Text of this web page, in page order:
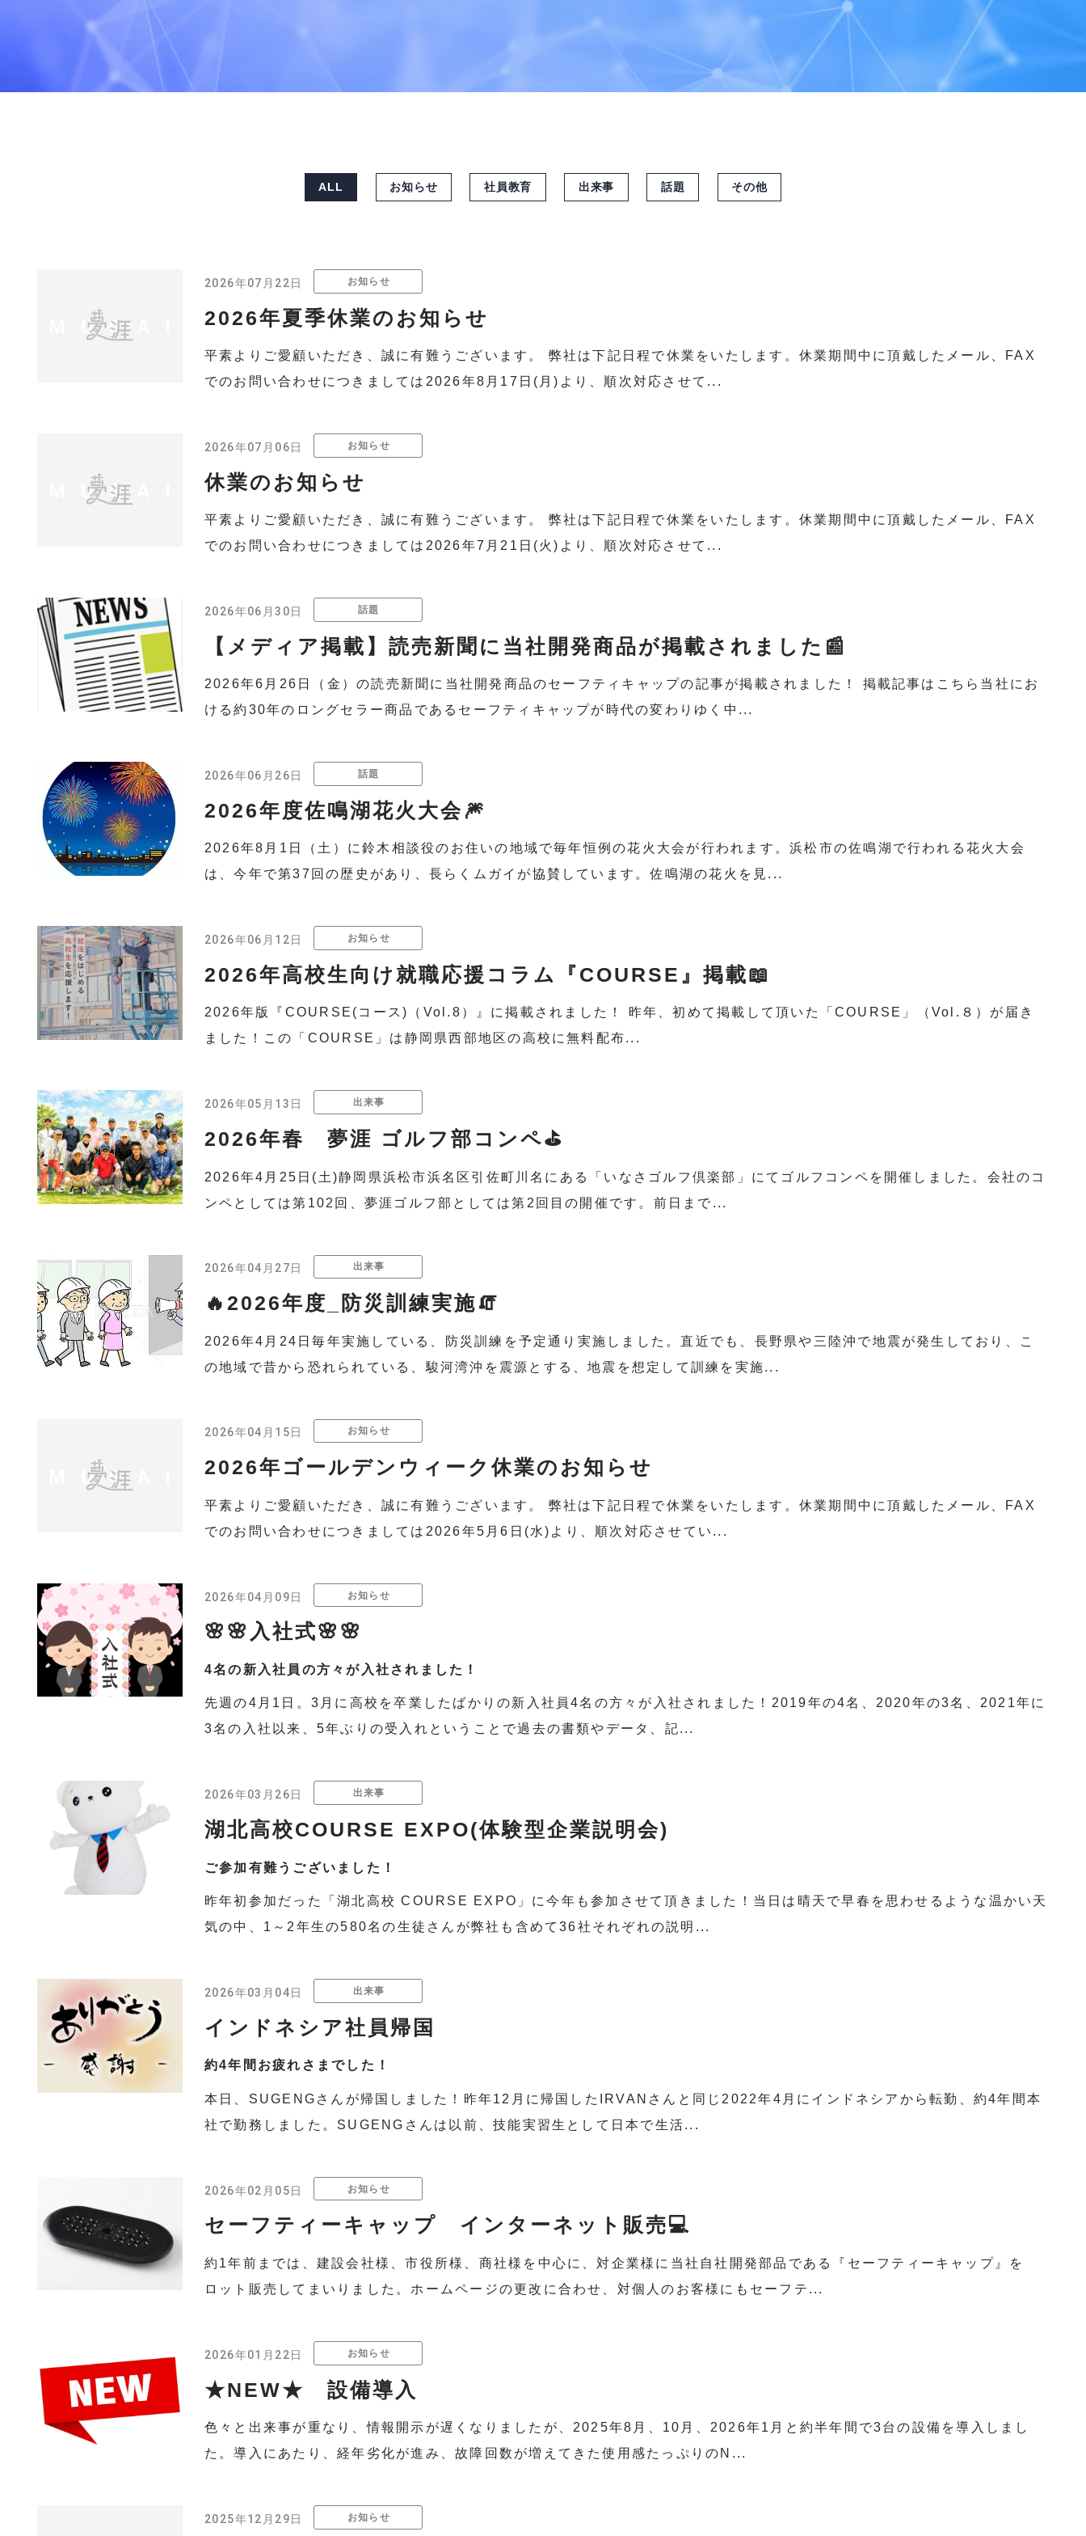
ALL お知らせ 社員教育 出来事 話題 その他
2026年07月22日 お知らせ
2026年夏季休業のお知らせ
平素よりご愛顧いただき、誠に有難うございます。 弊社は下記日程で休業をいたします。休業期間中に頂戴したメール、FAX
でのお問い合わせにつきましては2026年8月17日(月)より、順次対応させて...
2026年07月06日 お知らせ
休業のお知らせ
平素よりご愛顧いただき、誠に有難うございます。 弊社は下記日程で休業をいたします。休業期間中に頂戴したメール、FAX
でのお問い合わせにつきましては2026年7月21日(火)より、順次対応させて...
2026年06月30日 話題
【メディア掲載】読売新聞に当社開発商品が掲載されました📰
2026年6月26日（金）の読売新聞に当社開発商品のセーフティキャップの記事が掲載されました！ 掲載記事はこちら当社にお
ける約30年のロングセラー商品であるセーフティキャップが時代の変わりゆく中...
2026年06月26日 話題
2026年度佐鳴湖花火大会🎆
2026年8月1日（土）に鈴木相談役のお住いの地域で毎年恒例の花火大会が行われます。浜松市の佐鳴湖で行われる花火大会
は、今年で第37回の歴史があり、長らくムガイが協賛しています。佐鳴湖の花火を見...
2026年06月12日 お知らせ
2026年高校生向け就職応援コラム『COURSE』掲載📖
2026年版『COURSE(コース)（Vol.8）』に掲載されました！ 昨年、初めて掲載して頂いた「COURSE」（Vol.８）が届き
ました！この「COURSE」は静岡県西部地区の高校に無料配布...
2026年05月13日 出来事
2026年春 夢涯 ゴルフ部コンペ⛳
2026年4月25日(土)静岡県浜松市浜名区引佐町川名にある「いなさゴルフ倶楽部」にてゴルフコンペを開催しました。会社のコ
ンペとしては第102回、夢涯ゴルフ部としては第2回目の開催です。前日まで...
2026年04月27日 出来事
🔥2026年度_防災訓練実施🧯
2026年4月24日毎年実施している、防災訓練を予定通り実施しました。直近でも、長野県や三陸沖で地震が発生しており、こ
の地域で昔から恐れられている、駿河湾沖を震源とする、地震を想定して訓練を実施...
2026年04月15日 お知らせ
2026年ゴールデンウィーク休業のお知らせ
平素よりご愛顧いただき、誠に有難うございます。 弊社は下記日程で休業をいたします。休業期間中に頂戴したメール、FAX
でのお問い合わせにつきましては2026年5月6日(水)より、順次対応させてい...
2026年04月09日 お知らせ
🌸🌸入社式🌸🌸
4名の新入社員の方々が入社されました！
先週の4月1日。3月に高校を卒業したばかりの新入社員4名の方々が入社されました！2019年の4名、2020年の3名、2021年に
3名の入社以来、5年ぶりの受入れということで過去の書類やデータ、記...
2026年03月26日 出来事
湖北高校COURSE EXPO(体験型企業説明会)
ご参加有難うございました！
昨年初参加だった「湖北高校 COURSE EXPO」に今年も参加させて頂きました！当日は晴天で早春を思わせるような温かい天
気の中、1～2年生の580名の生徒さんが弊社も含めて36社それぞれの説明...
2026年03月04日 出来事
インドネシア社員帰国
約4年間お疲れさまでした！
本日、SUGENGさんが帰国しました！昨年12月に帰国したIRVANさんと同じ2022年4月にインドネシアから転勤、約4年間本
社で勤務しました。SUGENGさんは以前、技能実習生として日本で生活...
2026年02月05日 お知らせ
セーフティーキャップ インターネット販売💻
約1年前までは、建設会社様、市役所様、商社様を中心に、対企業様に当社自社開発部品である『セーフティーキャップ』を
ロット販売してまいりました。ホームページの更改に合わせ、対個人のお客様にもセーフテ...
2026年01月22日 お知らせ
★NEW★ 設備導入
色々と出来事が重なり、情報開示が遅くなりましたが、2025年8月、10月、2026年1月と約半年間で3台の設備を導入しまし
た。導入にあたり、経年劣化が進み、故障回数が増えてきた使用感たっぷりのN...
2025年12月29日 お知らせ